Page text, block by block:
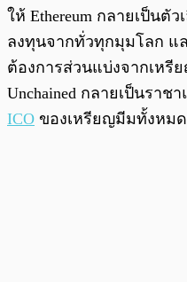
ให้ Ethereum กลายเป็นตั
ลงทุนจากทั่วทุกมุมโลก แ
ต้องการส่วนแบ่งจากเหรี
Unchained กลายเป็นรา
ICO ของเหรียญมีมทั้งหม